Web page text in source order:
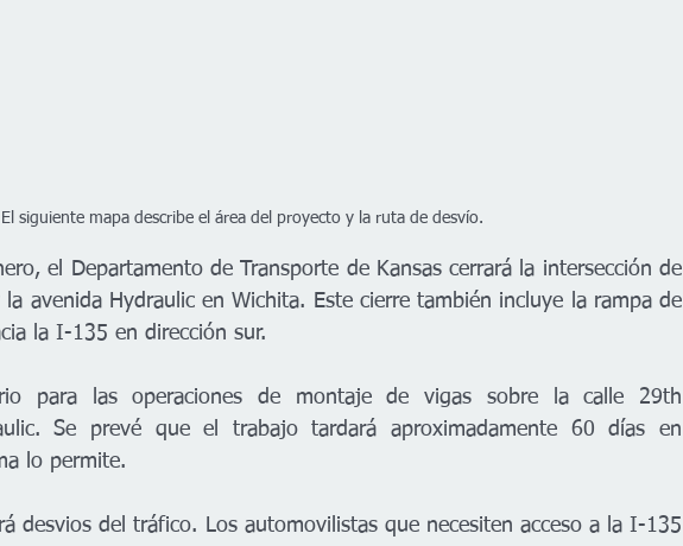
El siguiente mapa describe el área del proyecto y la ruta de desvío.
el Departamento de Transporte de Kansas cerrará la intersección de
avenida Hydraulic en Wichita. Este cierre también incluye la rampa de
la I-135 en dirección sur.
para las operaciones de montaje de vigas sobre la calle 29th
Se prevé que el trabajo tardará aproximadamente 60 días en
lo permite.
desvios del tráfico. Los automovilistas que necesiten acceso a la I-135